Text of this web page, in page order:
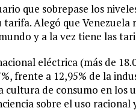
que sobrepase los
tarifa. Alegó que
y a la vez tiene las
eléctrica (más de
frente a 12,95% de la
cultura de consumo en los
sobre el uso